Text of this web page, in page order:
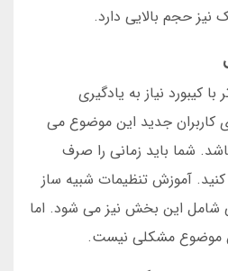
نیز حجم بالایی دارد.
کیبورد نیاز به یادگیری
کاربران جدید این موضوع می
شما باید زمانی را صرف
آموزش تنظیمات شبیه ساز
شامل این بخش نیز می شود. اما
موضوع مشکلی نیست.